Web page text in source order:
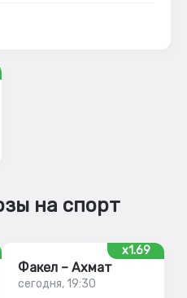
на спорт
x1.69
Факел – Ахмат
сегодня, 19:30